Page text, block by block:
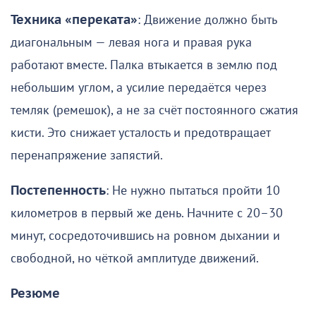
Техника «переката»: Движение должно быть
диагональным — левая нога и правая рука
работают вместе. Палка втыкается в землю под
небольшим углом, а усилие передаётся через
темляк (ремешок), а не за счёт постоянного сжатия
кисти. Это снижает усталость и предотвращает
перенапряжение запястий.
Постепенность: Не нужно пытаться пройти 10
километров в первый же день. Начните с 20–30
минут, сосредоточившись на ровном дыхании и
свободной, но чёткой амплитуде движений.
Резюме